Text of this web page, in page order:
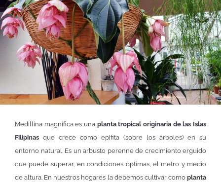
Medillina magnifica es una planta tropical originaria de las Islas
Filipinas que crece como epifita (sobre los árboles) en su
entorno natural. Es un arbusto perenne de crecimiento erguido
que puede superar, en condiciones óptimas, el metro y medio
de altura. En nuestros hogares la debemos cultivar como planta